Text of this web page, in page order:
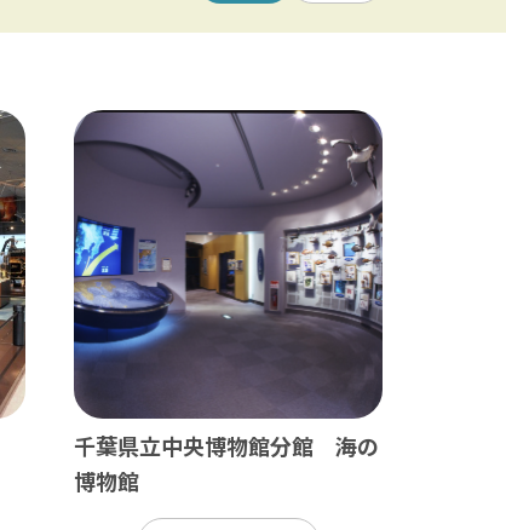
勝寺 / 銚子（犬吠埼）
子温泉 / 茂原 / 御宿
桟橋 / 館山 / いすみ鉄道
千葉県立中央博物館分館 海の
博物館